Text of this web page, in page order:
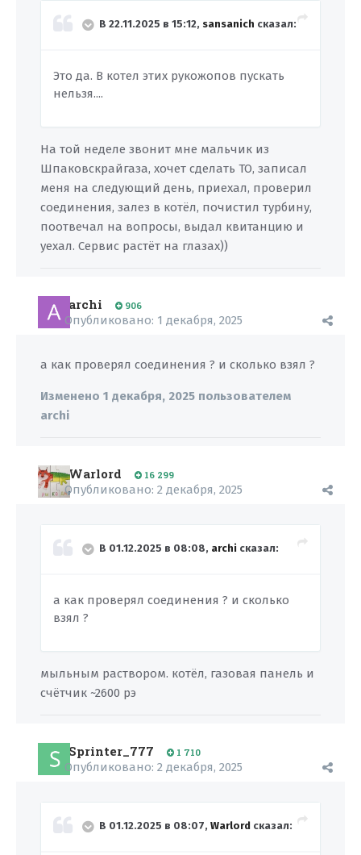
В 22.11.2025 в 15:12, sansanich сказал:
Это да. В котел этих рукожопов пускать
нельзя....
На той неделе звонит мне мальчик из
Шпаковскрайгаза, хочет сделать ТО, записал
меня на следующий день, приехал, проверил
соединения, залез в котёл, почистил турбину,
поотвечал на вопросы, выдал квитанцию и
уехал. Сервис растёт на глазах))
archi 906
Опубликовано: 1 декабря, 2025
а как проверял соединения ? и сколько взял ?
Изменено 1 декабря, 2025 пользователем
archi
Warlord 16 299
Опубликовано: 2 декабря, 2025
В 01.12.2025 в 08:08, archi сказал:
а как проверял соединения ? и сколько
взял ?
мыльным раствором. котёл, газовая панель и
счётчик ~2600 рэ
Sprinter_777 1 710
Опубликовано: 2 декабря, 2025
В 01.12.2025 в 08:07, Warlord сказал: